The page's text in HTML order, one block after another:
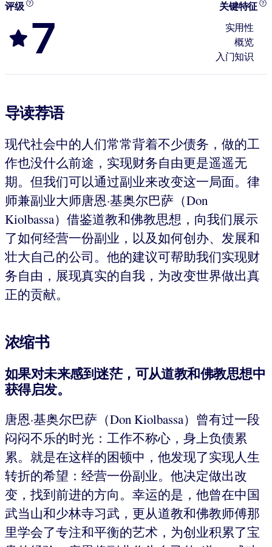
评级
7
关键特征
实用性
概览
入门知识
导读荐语
现代社会中的人们常常背着不少债务，做的工
作也没什么前途，实现财务自由更是遥遥无
期。但我们可以通过副业来改变这一局面。律
师兼副业大师唐恩·基奥尔巴萨（Don
Kiolbassa）借鉴道教和佛教思想，向我们展示
了如何经营一份副业，以及如何创办、发展和
壮大自己的公司。他的建议可帮助我们实现财
务自由，展现真实的自我，为改变世界做出真
正的贡献。
浓缩书
如果对未来感到迷茫，可从道教和佛教思想中
获得启发。
唐恩·基奥尔巴萨（Don Kiolbassa）曾有过一段
闷闷不乐的时光：工作不称心，身上负债累
累。就是在这样的困顿中，他发现了实现人生
转折的希望：经营一份副业。他决定做出改
变，找到前进的方向。幸运的是，他曾在中国
武当山和少林寺习武，更从道教和佛教师傅那
里学会了专注和平衡的艺术，为创业积累了宝